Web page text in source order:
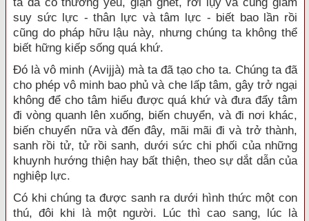
suy sức lực - thân lực và tâm lực - biết bao lần rồi
cũng do pháp hữu lậu này, nhưng chúng ta không thể
biết hững kiếp sống quá khứ.
Ðó là vô minh (Avijjà) mà ta đã tạo cho ta. Chúng ta đã
cho phép vô minh bao phủ và che lấp tâm, gây trở ngại
không để cho tâm hiểu được quá khứ và đưa đẩy tâm
đi vòng quanh lên xuống, biến chuyển, và đi nơi khác,
biến chuyển nữa và đến đây, mãi mãi đi và trở thành,
sanh rồi tử, tử rồi sanh, dưới sức chi phối của những
khuynh hướng thiện hay bất thiện, theo sự dắt dẫn của
nghiệp lực.
Có khi chúng ta được sanh ra dưới hình thức một con
thú, đôi khi là một người. Lúc thì cao sang, lúc là